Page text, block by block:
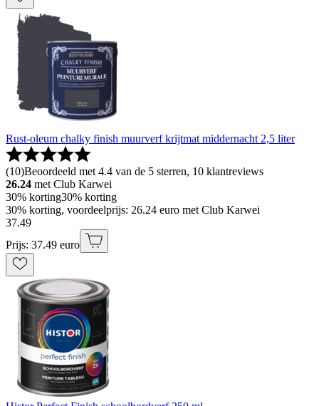
Rust-oleum chalky finish muurverf krijtmat middernacht 2,5 liter
(10)Beoordeeld met 4.4 van de 5 sterren, 10 klantreviews
26.24 met Club Karwei
30% korting30% korting
30% korting, voordeelprijs: 26.24 euro met Club Karwei
37.49
Prijs: 37.49 euro